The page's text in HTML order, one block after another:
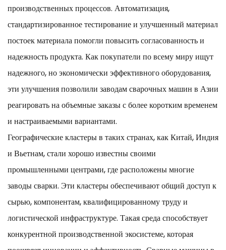
производственных процессов. Автоматизация,
стандартизированное тестирование и улучшенный материал
постоек материала помогли повысить согласованность и
надежность продукта. Как покупатели по всему миру ищут
надежного, но экономически эффективного оборудования,
эти улучшения позволили заводам сварочных машин в Азии
реагировать на объемные заказы с более коротким временем
и настраиваемыми вариантами.
Географические кластеры в таких странах, как Китай, Индия
и Вьетнам, стали хорошо известны своими
промышленными центрами, где расположены многие
заводы сварки. Эти кластеры обеспечивают общий доступ к
сырью, компонентам, квалифицированному труду и
логистической инфраструктуре. Такая среда способствует
конкурентной производственной экосистеме, которая